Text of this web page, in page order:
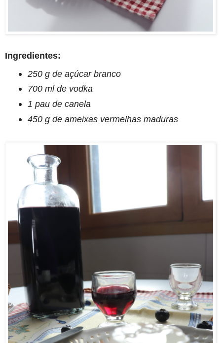
Ingredientes:
250 g de açúcar branco
700 ml de vodka
1 pau de canela
450 g de ameixas vermelhas maduras